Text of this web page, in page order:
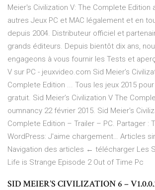
Meier's Civilization V: The Complete Edition
autres Jeux PC et MAC légalement et en
depuis 2004. Distributeur officiel et
grands éditeurs. Depuis bientôt dix ans,
engageons à vous fournir les Tests et
V sur PC - jeuxvideo.com Sid Meier’s
Complete Edition ... Tous les jeux 2015
gratuit. Sid Meier’s Civilization V The
oumnancy 22 février 2015. Sid Meier’s
Complete Edition – Trailer – PC. Partager :
WordPress: J'aime chargement… Articles
Navigation des articles ← télécharger Les
Life is Strange Episode 2 Out of Time Pc
SID MEIER’S CIVILIZATION 6 –